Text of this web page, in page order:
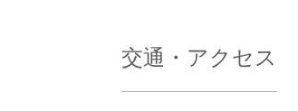
交通・アクセス